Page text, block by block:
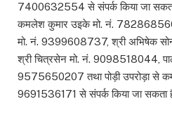
7400632554 से संपर्क किया जा
कमलेश कुमार उइके मो. नं.
मो. नं. 9399608737, श्री अभिषेक
श्री चित्रसेन मो. नं. 9098518044,
9575650207 तथा पोड़ी उपरोड़ा से
9691536171 से संपर्क किया जा सकता